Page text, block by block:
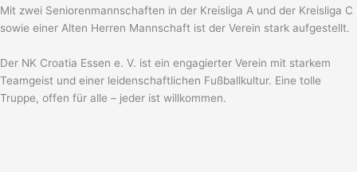
Mit zwei Seniorenmannschaften in der Kreisliga A und der Kreisliga C
sowie einer Alten Herren Mannschaft ist der Verein stark aufgestellt.
Der NK Croatia Essen e. V. ist ein engagierter Verein mit starkem
Teamgeist und einer leidenschaftlichen Fußballkultur. Eine tolle
Truppe, offen für alle – jeder ist willkommen.